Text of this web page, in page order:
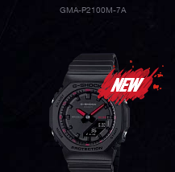
GMA-P2100M-7A